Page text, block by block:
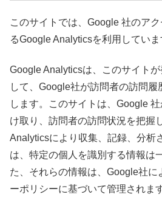
このサイトでは、Google 社のア
るGoogle Analyticsを利用していま
Google Analyticsは、このサイト
して、Google社が訪問者の訪問
します。このサイトは、Google
け取り、訪問者の訪問状況を把握
Analyticsにより収集、記録、分析
は、特定の個人を識別する情報は
た、それらの情報は、Google社に
ーポリシーに基づいて管理されます